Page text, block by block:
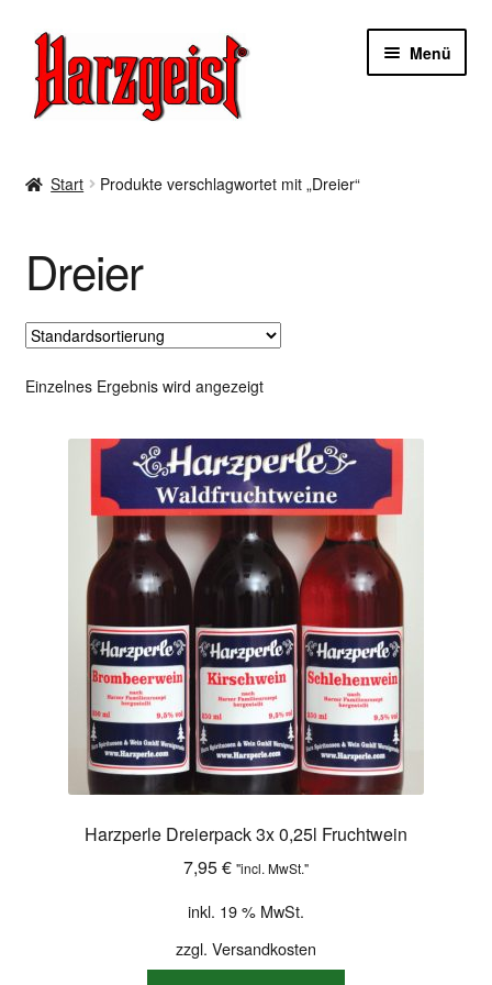
Zur
Navigation
springen
Zum
Inhalt
springen
Menü
Datenschutzerklärung
Impressum
Kasse
Mein Konto
Versandarten
Warenkorb
Widerrufsbelehrung
Zahlungsarten
Start Produkte verschlagwortet mit „Dreier“
Dreier
Einzelnes Ergebnis wird angezeigt
Harzperle Dreierpack 3x 0,25l Fruchtwein
7,95€ "incl. MwSt."
inkl. 19 % MwSt.
zzgl. Versandkosten